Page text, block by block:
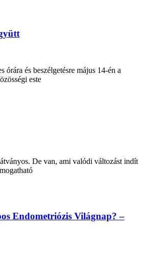
órára és beszélgetésre május 14-én a
este
De van, ami valódi változást indít
Endometriózis Világnap? –